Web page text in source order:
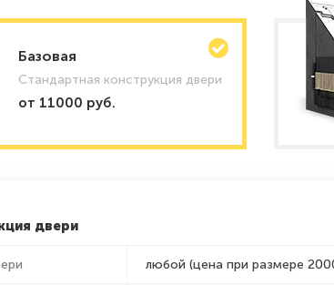
Базовая
Стандартная конструкция двери
от 11000 руб.
двери
любой (цена при размере